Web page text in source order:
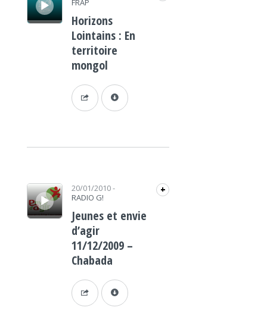
FRAP
Horizons
Lointains : En
territoire
mongol
Lecteur audio 20/01/2010-
RADIO G!
+
Jeunes et envie
d’agir
11/12/2009 –
Chabada